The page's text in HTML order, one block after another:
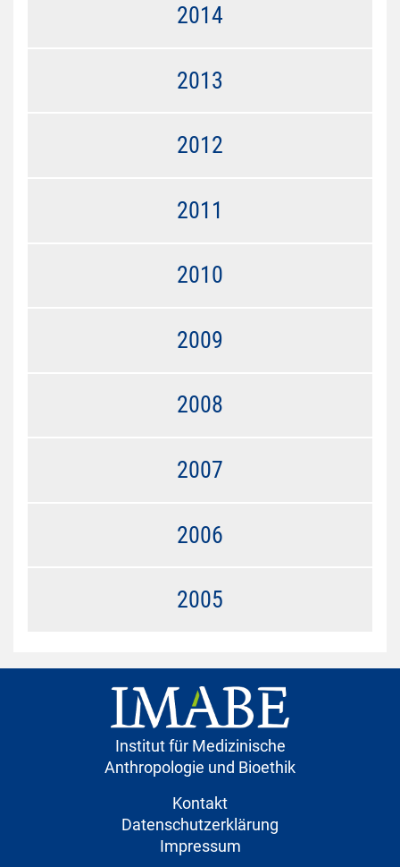
2014
2013
2012
2011
2010
2009
2008
2007
2006
2005
Institut für Medizinische
Anthropologie und Bioethik
Kontakt
Datenschutzerklärung
Impressum